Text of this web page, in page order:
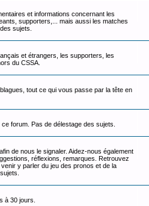
et informations concernant les
supporters,... mais aussi les matches
sujets.
et étrangers, les supporters, les
du CSSA.
tout ce qui vous passe par la tête en
forum. Pas de délestage des sujets.
de nous le signaler. Aidez-nous également
réflexions, remarques. Retrouvez
y parler du jeu des pronos et de la
à 30 jours.